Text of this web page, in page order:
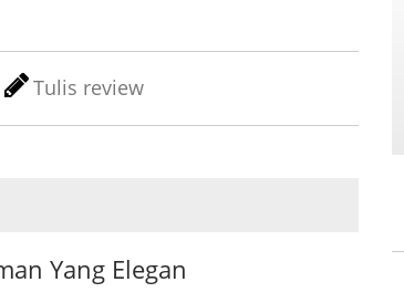
Tulis review
Yang Elegan